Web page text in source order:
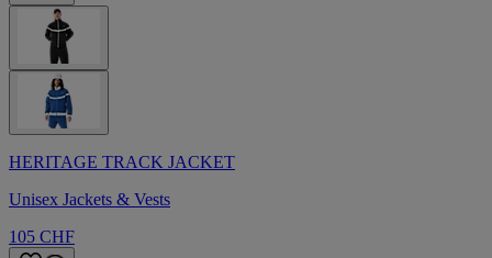
HERITAGE TRACK JACKET
Unisex Jackets & Vests
105 CHF